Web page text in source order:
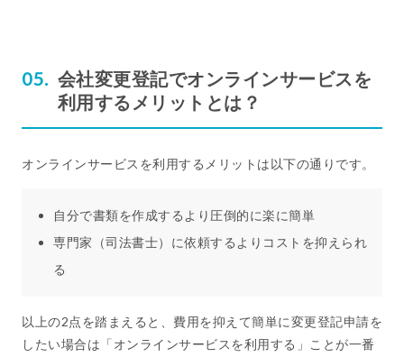
会社変更登記でオンラインサービスを
利用するメリットとは？
オンラインサービスを利用するメリットは以下の通りです。
自分で書類を作成するより圧倒的に楽に簡単
専門家（司法書士）に依頼するよりコストを抑えられ
る
以上の2点を踏まえると、費用を抑えて簡単に変更登記申請を
したい場合は「オンラインサービスを利用する」ことが一番